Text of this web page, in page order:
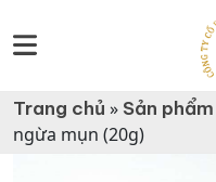
Trang chủ »Sản phẩm
ngừa mụn (20g)